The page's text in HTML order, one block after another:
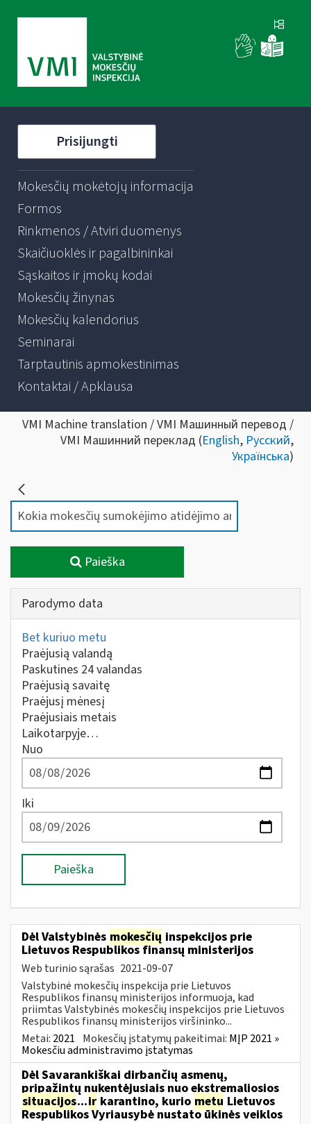
Prisijungti
Mokesčių mokėtojų informacija
Formos
Rinkmenos / Atviri duomenys
Skaičiuoklės ir pagalbininkai
Sąskaitos ir įmokų kodai
Mokesčių žinynas
Mokesčių kalendorius
Seminarai
Tarptautinis apmokestinimas
Kontaktai / Apklausa
VMI Machine translation / VMI Машинный перевод /
VMI Машинний переклад (English, Русский,
Українська)
Paieška
Parodymo data
Bet kuriuo metu
Praėjusią valandą
Paskutines 24 valandas
Praėjusią savaitę
Praėjusį mėnesį
Praėjusiais metais
Laikotarpyje…
Nuo
Iki
Paieška
Dėl Valstybinės mokesčių inspekcijos prie
Lietuvos Respublikos finansų ministerijos
Web turinio sąrašas 2021-09-07
Valstybinė mokesčių inspekcija prie Lietuvos
Respublikos finansų ministerijos informuoja, kad
priimtas Valstybinės mokesčių inspekcijos prie Lietuvos
Respublikos finansų ministerijos viršininko...
Metai: 2021 Mokesčių įstatymų pakeitimai: MĮP 2021 »
Mokesčiu administravimo įstatymas
Dėl Savarankiškai dirbančių asmenų,
pripažintų nukentėjusiais nuo ekstremaliosios
situacijos...ir karantino, kurio metu Lietuvos
Respublikos Vyriausybė nustato ūkinės veiklos